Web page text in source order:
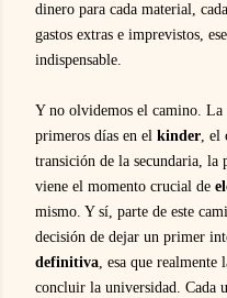
dinero para cada material,
gastos extras e imprevistos,
indispensable.
Y no olvidemos el camino. La
primeros días en el kinder ,
transición de la secundaria, la
viene el momento crucial de
mismo. Y sí, parte de este
decisión de dejar un primer
definitiva , esa que
concluir la universidad. Cada